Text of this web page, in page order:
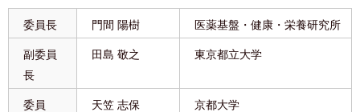
委員長 門間 陽樹 医薬基盤・健康・栄養研究所
副委員
長
田島 敬之 東京都立大学
委員 天笠 志保 京都大学